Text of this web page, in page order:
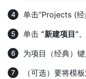
单击“Projects (经
单击 “新建项目”。
为项目（经典）键
（可选）要将模